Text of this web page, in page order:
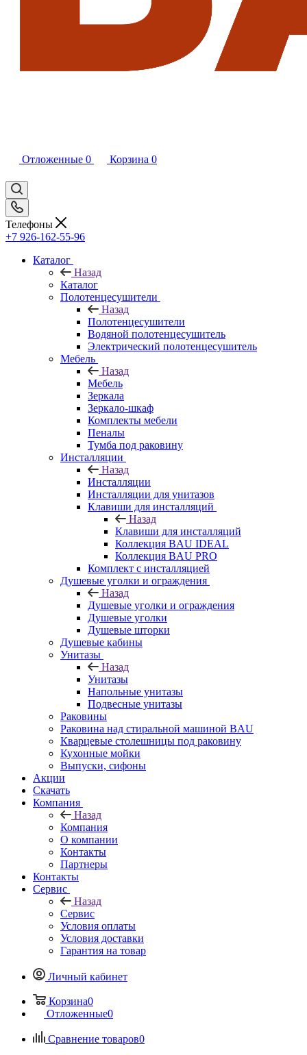
Отложенные 0 Корзина 0
Телефоны
+7 926-162-55-96
Каталог
Назад
Каталог
Полотенцесушители
Назад
Полотенцесушители
Водяной полотенцесушитель
Электрический полотенцесушитель
Мебель
Назад
Мебель
Зеркала
Зеркало-шкаф
Комплекты мебели
Пеналы
Тумба под раковину
Инсталляции
Назад
Инсталляции
Инсталляции для унитазов
Клавиши для инсталляций
Назад
Клавиши для инсталляций
Коллекция BAU IDEAL
Коллекция BAU PRO
Комплект с инсталляцией
Душевые уголки и ограждения
Назад
Душевые уголки и ограждения
Душевые уголки
Душевые шторки
Душевые кабины
Унитазы
Назад
Унитазы
Напольные унитазы
Подвесные унитазы
Раковины
Раковина над стиральной машиной BAU
Кварцевые столешницы под раковину
Кухонные мойки
Выпуски, сифоны
Акции
Скачать
Компания
Назад
Компания
О компании
Контакты
Партнеры
Контакты
Сервис
Назад
Сервис
Условия оплаты
Условия доставки
Гарантия на товар
Личный кабинет
Корзина0
Отложенные0
Сравнение товаров0